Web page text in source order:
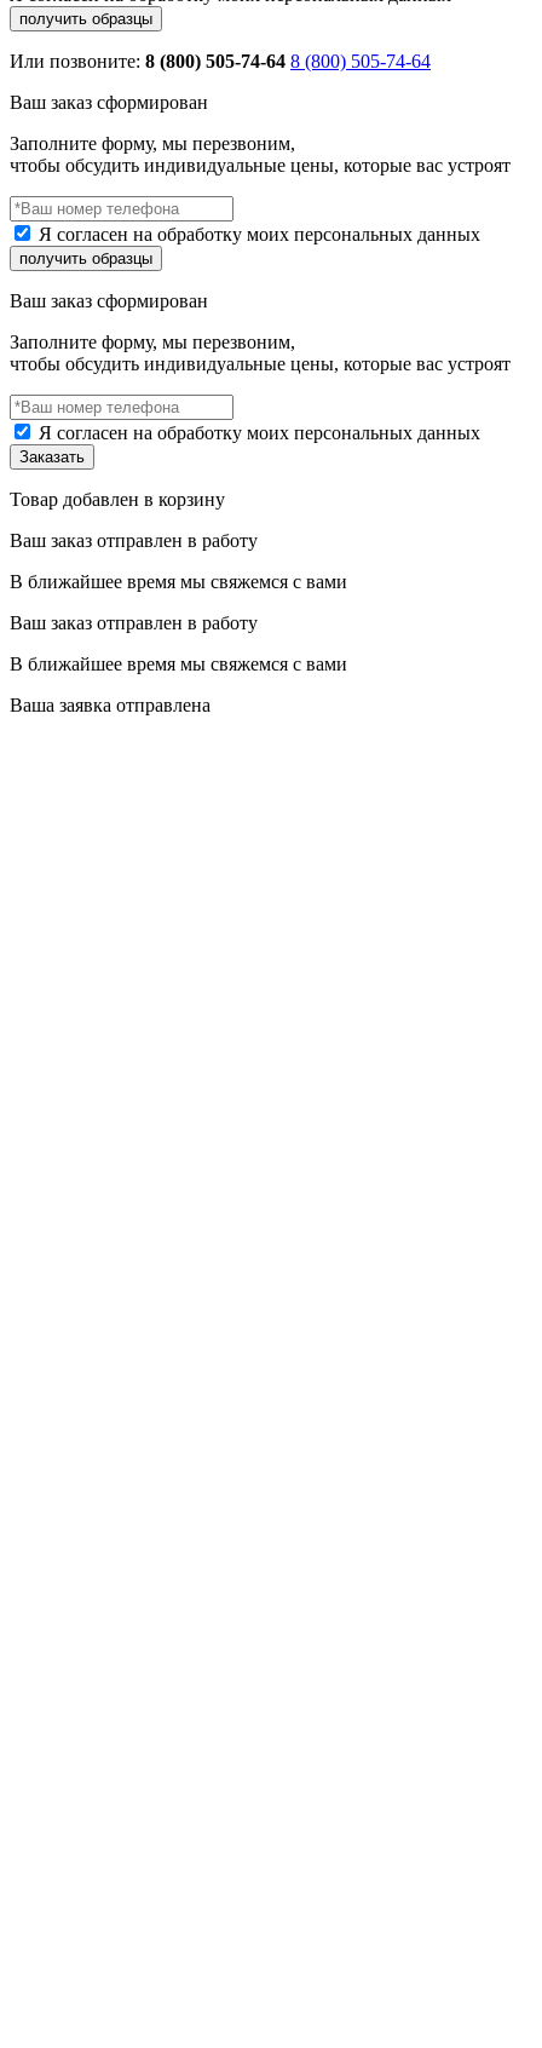
Или позвоните: 8 (800) 505-74-64 8 (800) 505-74-64
Ваш заказ сформирован
Заполните форму, мы перезвоним,
чтобы обсудить индивидуальные цены, которые вас устроят
Я согласен на обработку моих персональных данных
Ваш заказ сформирован
Заполните форму, мы перезвоним,
чтобы обсудить индивидуальные цены, которые вас устроят
Я согласен на обработку моих персональных данных
Товар добавлен в корзину
Ваш заказ отправлен в работу
В ближайшее время мы свяжемся с вами
Ваш заказ отправлен в работу
В ближайшее время мы свяжемся с вами
Ваша заявка отправлена